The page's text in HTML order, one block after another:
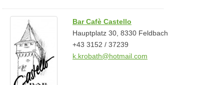
Bar Cafè Castello
Hauptplatz 30, 8330 Feldbach
+43 3152 / 37239
k.krobath@hotmail.com